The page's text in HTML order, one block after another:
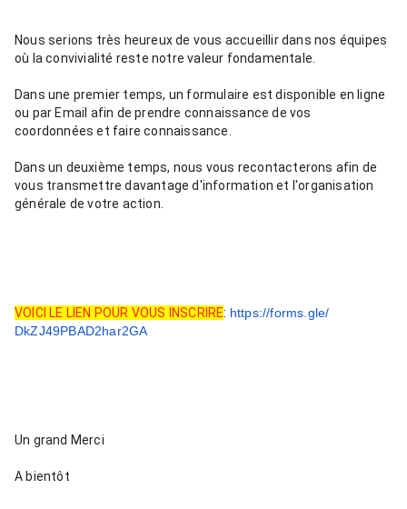
Nous serions très heureux de vous accueillir dans nos équipes
où la convivialité reste notre valeur fondamentale.
Dans une premier temps, un formulaire est disponible en ligne
ou par Email afin de prendre connaissance de vos
coordonnées et faire connaissance.
Dans un deuxième temps, nous vous recontacterons afin de
vous transmettre davantage d'information et l'organisation
générale de votre action.
VOICI LE LIEN POUR VOUS INSCRIRE: https://forms.gle/
DkZJ49PBAD2har2GA
Un grand Merci
A bientôt